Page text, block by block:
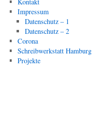
Impressum
Datenschutz – 1
Datenschutz – 2
Corona
Schreibwerkstatt Hamburg
Projekte